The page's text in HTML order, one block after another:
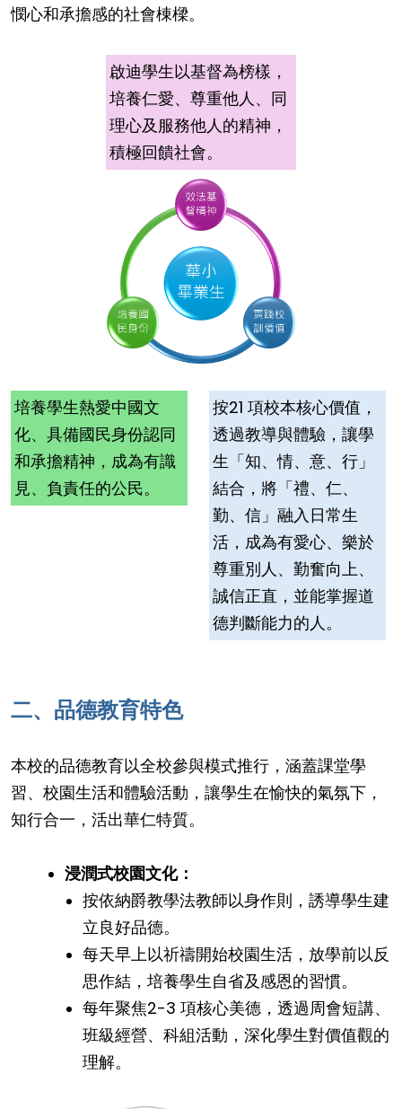
憫心和承擔感的社會棟樑。
啟迪學生以基督為榜樣，
培養仁愛、尊重他人、同
理心及服務他人的精神，
積極回饋社會。
培養學生熱愛中國文
化、具備國民身份認同
和承擔精神，成為有識
見、負責任的公民。
按21 項校本核心價值，
透過教導與體驗，讓學
生「知、情、意、行」
結合，將「禮、仁、
勤、信」融入日常生
活，成為有愛心、樂於
尊重別人、勤奮向上、
誠信正直，並能掌握道
德判斷能力的人。
二、品德教育特色
本校的品德教育以全校參與模式推行，涵蓋課堂學
習、校園生活和體驗活動，讓學生在愉快的氣氛下，
知行合一，活出華仁特質。
浸潤式校園文化：
按依納爵教學法教師以身作則，誘導學生建
立良好品德。
每天早上以祈禱開始校園生活，放學前以反
思作結，培養學生自省及感恩的習慣。
每年聚焦2-3 項核心美德，透過周會短講、
班級經營、科組活動，深化學生對價值觀的
理解。